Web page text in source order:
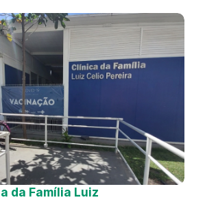
da Família Luiz